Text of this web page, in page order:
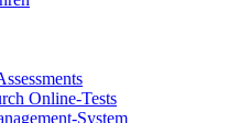
Online-Tests
System